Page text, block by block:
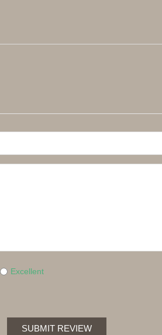
Excellent
SUBMIT REVIEW